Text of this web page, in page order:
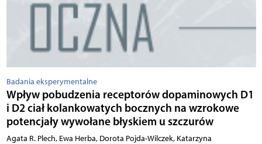
Badania eksperymentalne
Wpływ pobudzenia receptorów dopaminowych D1
i D2 ciał kolankowatych bocznych na wzrokowe
potencjały wywołane błyskiem u szczurów
Agata R. Plech, Ewa Herba, Dorota Pojda-Wilczek, Katarzyna